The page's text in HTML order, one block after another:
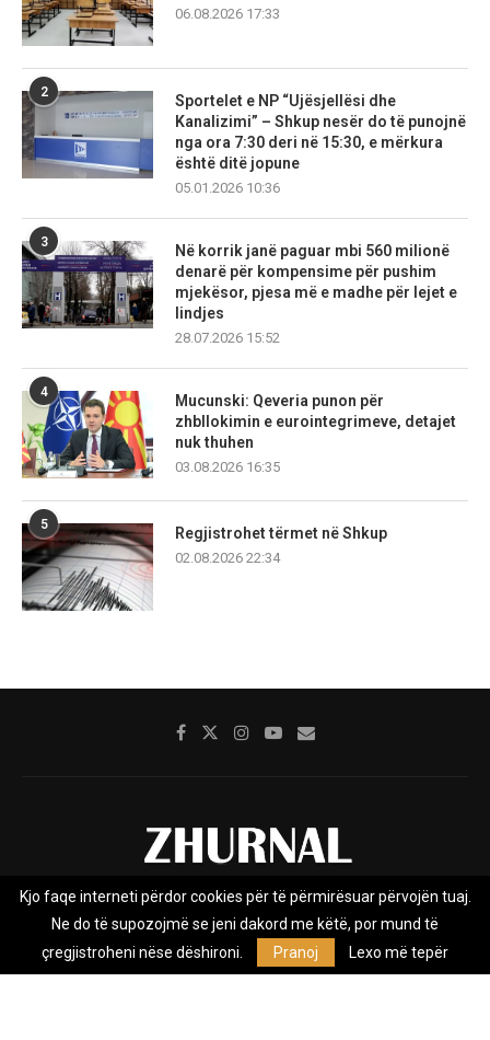
06.08.2026 17:33
2
Sportelet e NP “Ujësjellësi dhe
Kanalizimi” – Shkup nesër do të punojnë
nga ora 7:30 deri në 15:30, e mërkura
është ditë jopune
05.01.2026 10:36
3
Në korrik janë paguar mbi 560 milionë
denarë për kompensime për pushim
mjekësor, pjesa më e madhe për lejet e
lindjes
28.07.2026 15:52
4
Mucunski: Qeveria punon për
zhbllokimin e eurointegrimeve, detajet
nuk thuhen
03.08.2026 16:35
5
Regjistrohet tërmet në Shkup
02.08.2026 22:34
Rreth nesh Impresumi Marketing
Privacy Policy
Zhurnal.mk është Agjenci e Lajmeve e pavarur, e themeluar në vitin
Kjo faqe interneti përdor cookies për të përmirësuar përvojën tuaj.
Ne do të supozojmë se jeni dakord me këtë, por mund të
çregjistroheni nëse dëshironi.
Pranoj Lexo më tepër